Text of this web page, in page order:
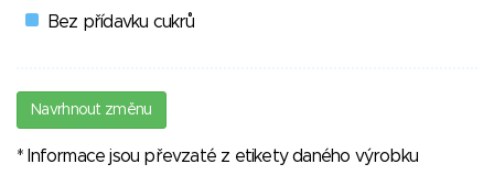
Bez přídavku cukrů
Navrhnout změnu
* Informace jsou převzaté z etikety daného výrobku